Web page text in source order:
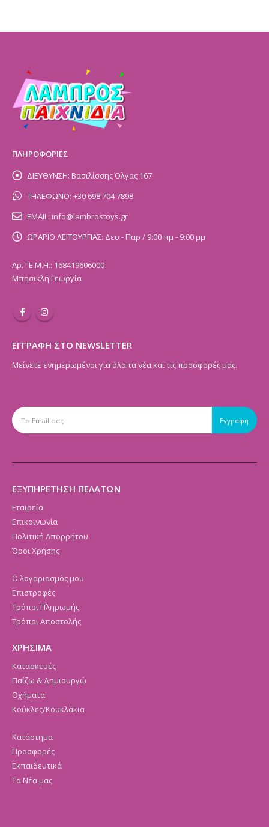
ΠΛΗΡΟΦΟΡΙΕΣ
ΔΙΕΥΘΥΝΣΗ: Βασιλίσσης Όλγας 167
ΤΗΛΕΦΩΝΟ: +30 698 704 7898
EMAIL: info@lambrostoys.gr
ΩΡΑΡΙΟ ΛΕΙΤΟΥΡΓΙΑΣ: Δευ - Παρ / 9:00 πμ - 9:00 μμ
Αρ. ΓΕ.Μ.Η.: 168419606000
Μπησικλή Γεωργία
ΕΓΓΡΑΦΗ ΣΤΟ NEWSLETTER
Μείνετε ενημερωμένοι για όλα τα νέα και τις προσφορές μας.
ΕΞΥΠΗΡΕΤΗΣΗ ΠΕΛΑΤΩΝ
Εταιρεία
Επικοινωνία
Πολιτική Απορρήτου
Όροι Χρήσης
Ο λογαριασμός μου
Επιστροφές
Τρόποι Πληρωμής
Τρόποι Αποστολής
ΧΡΗΣΙΜΑ
Κατασκευές
Παίζω & Δημιουργώ
Οχήματα
Κούκλες/Κουκλάκια
Κατάστημα
Προσφορές
Εκπαιδευτικά
Τα Νέα μας